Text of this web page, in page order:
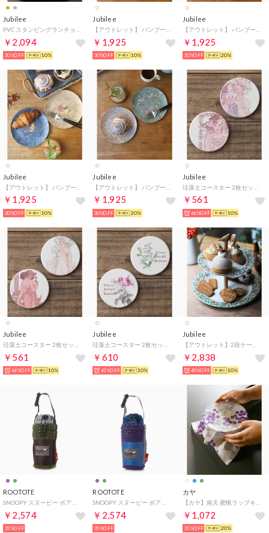
Jubilee
PVC スタンピングランチョンマット （シルバー）
￥2,094
30%OFF 10%
Jubilee
【アウトレット】 バンブープレート 2枚セット 【返品不可商品】(その他6）
￥1,925
30%OFF 10%
Jubilee
【アウトレット】 バンブープレート 2枚セット 【返品不可商品】(その他1）
￥1,925
30%OFF 20%
Jubilee
￥1,925
30%OFF 10%
Jubilee
￥1,925
30%OFF 20%
Jubilee
￥561
66%OFF 10%
Jubilee
珪藻土コースター 2枚セット 名画デザインアソート （その他8）
￥561
66%OFF 10%
Jubilee
珪藻土コースター 2枚セット 名画デザインアソート （その他9）
￥610
63%OFF 10%
Jubilee
【アウトレット】2段ケーキスタンド ギフトボックス入り 【返品不可商品】(C）
￥2,838
40%OFF 10%
ROOTOTE
￥2,574
35%OFF
ROOTOTE
￥2,574
35%OFF
カヤ
￥1,072
35%OFF 20%